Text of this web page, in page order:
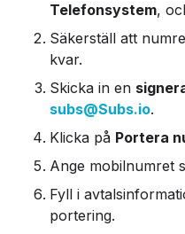
Telefonsystem,
Säkerställ att
kvar.
Skicka in en
subs@Subs.io.
Klicka på Portera
Ange mobilnumret
Fyll i
portering.